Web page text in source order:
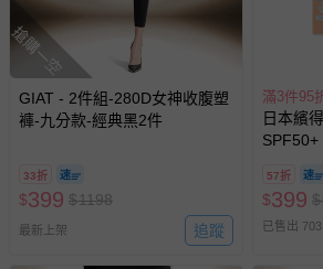
搶購一空
GIAT - 2件組-280D女神收腹塑
褲-九分款-經典黑2件
33折
$399 $1198
最新上架 追蹤
滿3件95
日本繽
SPF50+
57折
$399 $
已售出 703